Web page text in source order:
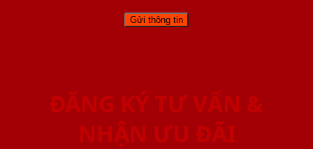
ĐĂNG KÝ TƯ VẤN &
NHẬN ƯU ĐÃI